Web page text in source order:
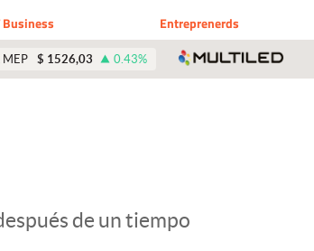
Business Entreprenerds
MEP $ 1526,03 0.43%
de un tiempo